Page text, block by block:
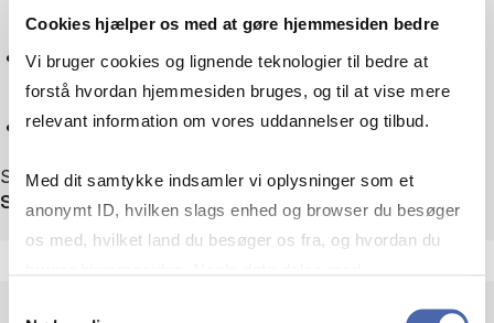
Cookies hjælper os med at gøre hjemmesiden bedre
Vi bruger cookies og lignende teknologier til bedre at
forstå hvordan hjemmesiden bruges, og til at vise mere
relevant information om vores uddannelser og tilbud.
Med dit samtykke indsamler vi oplysninger som et
anonymt ID, hvilken slags enhed og browser du besøger
os med, hvilket land du besøger os fra, og hvordan du
Green transition
Reset
Showing 75 out of 75 news
Sortér efter